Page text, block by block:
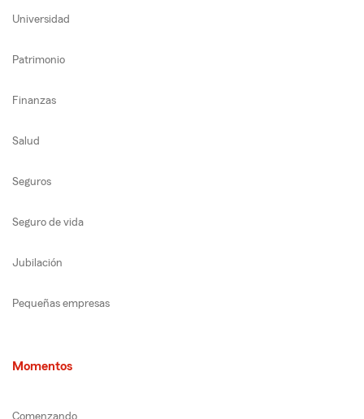
Universidad
Patrimonio
Finanzas
Salud
Seguros
Seguro de vida
Jubilación
Pequeñas empresas
Momentos